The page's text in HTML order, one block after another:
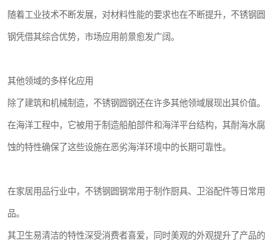
随着工业技术不断发展，对材料性能的要求也在不断提升，不锈钢圆
钢凭借其综合优势，市场应用前景愈发广阔。
其他领域的多样化应用
除了建筑和机械制造，不锈钢圆钢还在许多其他领域展现出其价值。
在海洋工程中，它被用于制造船舶部件和海洋平台结构，其耐海水腐
蚀的特性确保了这些设施在恶劣海洋环境中的长期可靠性。
在家居用品行业中，不锈钢圆钢常用于制作厨具、卫浴配件等日常用
品。
其卫生易清洁的特性深受消费者喜爱，同时美观的外观提升了产品的